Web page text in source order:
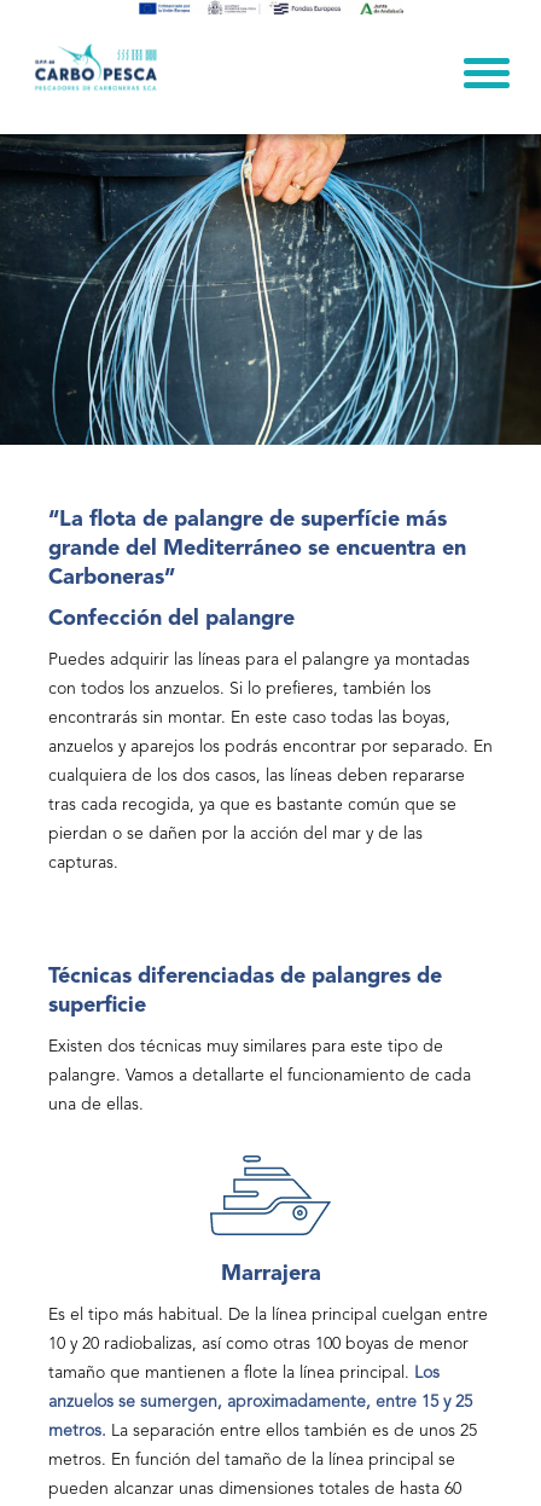
content
“La flota de palangre de superfície más
grande del Mediterráneo se encuentra en
Carboneras”
Confección del palangre
Puedes adquirir las líneas para el palangre ya montadas
con todos los anzuelos. Si lo prefieres, también los
encontrarás sin montar. En este caso todas las boyas,
anzuelos y aparejos los podrás encontrar por separado. En
cualquiera de los dos casos, las líneas deben repararse
tras cada recogida, ya que es bastante común que se
pierdan o se dañen por la acción del mar y de las
capturas.
Técnicas diferenciadas de palangres de
superficie
Existen dos técnicas muy similares para este tipo de
palangre. Vamos a detallarte el funcionamiento de cada
una de ellas.
Marrajera
Es el tipo más habitual. De la línea principal cuelgan entre
10 y 20 radiobalizas, así como otras 100 boyas de menor
tamaño que mantienen a flote la línea principal. Los
anzuelos se sumergen, aproximadamente, entre 15 y 25
metros. La separación entre ellos también es de unos 25
metros. En función del tamaño de la línea principal se
pueden alcanzar unas dimensiones totales de hasta 60